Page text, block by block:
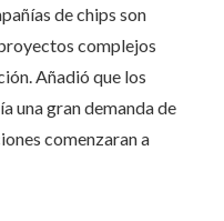
de chips son
complejos
Añadió que los
una gran demanda de
comenzaran a